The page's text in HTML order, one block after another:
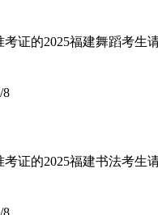
证的2025福建舞蹈考生
8
证的2025福建书法考生
8